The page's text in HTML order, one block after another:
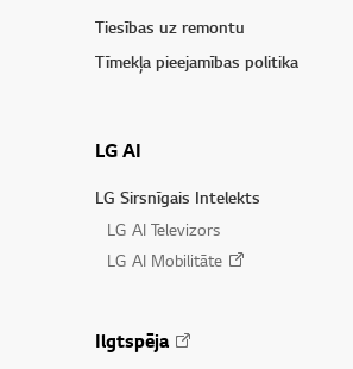
Tiesības uz remontu
Tīmekļa pieejamības politika
LG AI
LG Sirsnīgais Intelekts
LG AI Televizors
LG AI Mobilitāte
Ilgtspēja